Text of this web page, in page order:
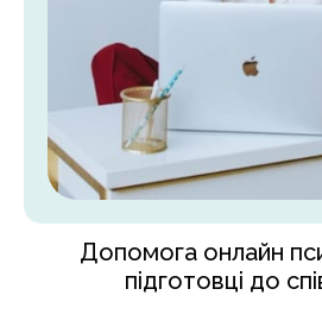
Допомога онлайн
підготовці до